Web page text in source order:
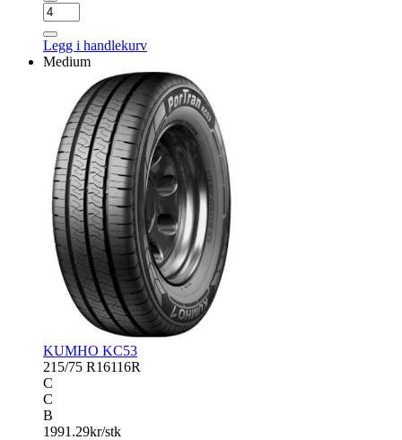
MAZZINI
EFFIVAN
antall
Legg i handlekurv
Medium
KUMHO KC53
215/75 R16116R
C
C
B
1991.29kr/stk